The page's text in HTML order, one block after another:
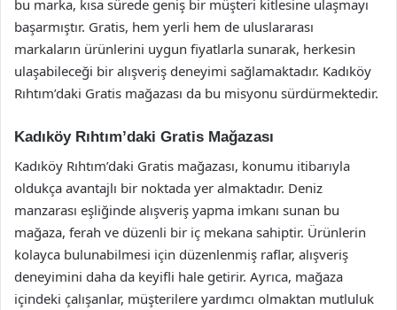
bu marka, kısa sürede geniş bir müşteri kitlesine ulaşmayı
başarmıştır. Gratis, hem yerli hem de uluslararası
markaların ürünlerini uygun fiyatlarla sunarak, herkesin
ulaşabileceği bir alışveriş deneyimi sağlamaktadır. Kadıköy
Rıhtım’daki Gratis mağazası da bu misyonu sürdürmektedir.
Kadıköy Rıhtım’daki Gratis Mağazası
Kadıköy Rıhtım’daki Gratis mağazası, konumu itibarıyla
oldukça avantajlı bir noktada yer almaktadır. Deniz
manzarası eşliğinde alışveriş yapma imkanı sunan bu
mağaza, ferah ve düzenli bir iç mekana sahiptir. Ürünlerin
kolayca bulunabilmesi için düzenlenmiş raflar, alışveriş
deneyimini daha da keyifli hale getirir. Ayrıca, mağaza
içindeki çalışanlar, müşterilere yardımcı olmaktan mutluluk